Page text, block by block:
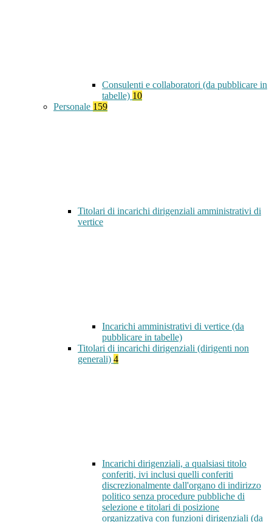
Consulenti e collaboratori (da pubblicare in
tabelle) 10
Personale 159
Titolari di incarichi dirigenziali amministrativi di
vertice
Incarichi amministrativi di vertice (da
pubblicare in tabelle)
Titolari di incarichi dirigenziali (dirigenti non
generali) 4
Incarichi dirigenziali, a qualsiasi titolo
conferiti, ivi inclusi quelli conferiti
discrezionalmente dall'organo di indirizzo
politico senza procedure pubbliche di
selezione e titolari di posizione
organizzativa con funzioni dirigenziali (da